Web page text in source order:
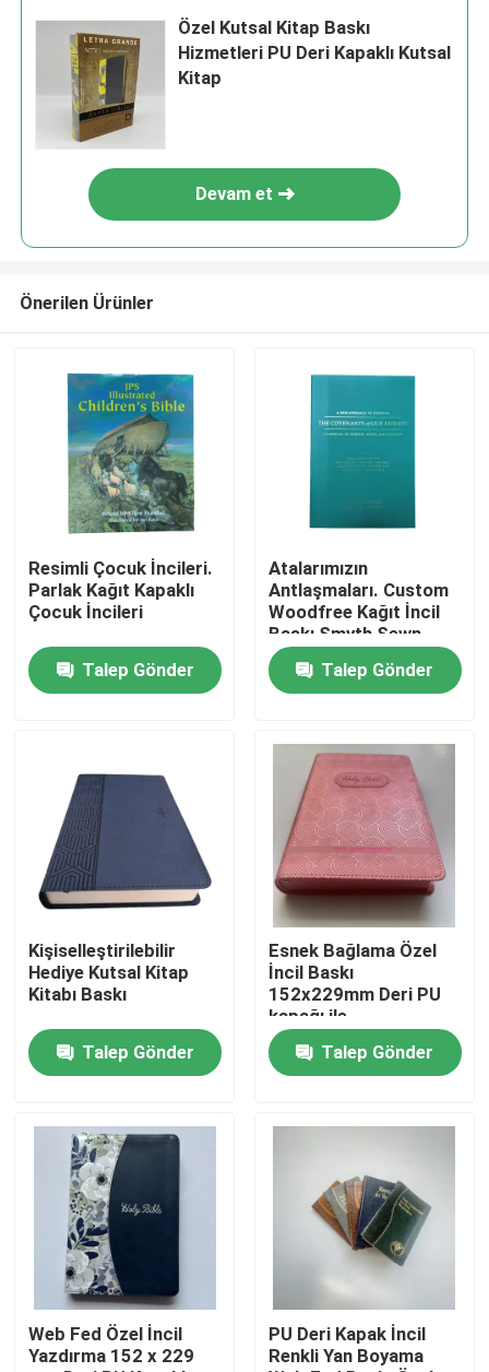
Ürünler
videolar
Hakkımızda
Haberler
Bir teklif isteği
Sehpa Kitap Basımı
Tarot Kartı Baskı
Özel Kutsal Kitap Baskı
Hizmetleri PU Deri Kapaklı Kutsal
Kitap
Devam et
Önerilen Ürünler
Resimli Çocuk İncileri.
Parlak Kağıt Kapaklı
Çocuk İncileri
Talep Gönder
Atalarımızın
Antlaşmaları. Custom
Woodfree Kağıt İncil
Baskı Smyth Sewn
Softcover Web Fed
TeknolojiTalep Gönder
Kişiselleştirilebilir
Hediye Kutsal Kitap
Kitabı Baskı
Talep Gönder
Esnek Bağlama Özel
İncil Baskı
152x229mm Deri PU
kapağı ile
Talep Gönder
Web Fed Özel İncil
Yazdırma 152 x 229
PU Deri Kapak İncil
Renkli Yan Boyama